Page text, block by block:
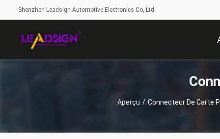
Shenzhen Leadsign Automotive Electronics Co,.Ltd
Aperçu / Connecteur De Carte